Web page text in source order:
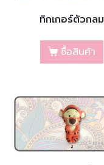
ทิกเกอร์ตัวกลม
ซื้อสินค้า